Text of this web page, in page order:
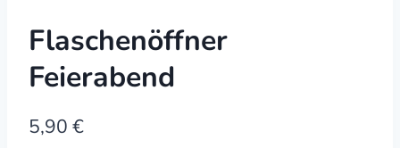
Flaschenöffner
Feierabend
5,90 €